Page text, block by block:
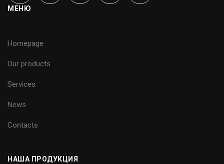
МЕНЮ
Homepage
Our products
Services
News
Contacts
НАША ПРОДУКЦИЯ